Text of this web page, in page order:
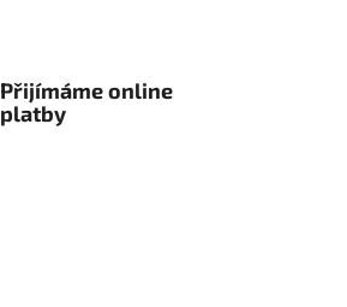
Přijímáme online
platby